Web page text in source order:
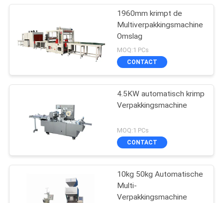
1960mm krimpt de
Multiverpakkingsmachine
Omslag
MOQ:1 PCs
CONTACT
4.5KW automatisch krimp
Verpakkingsmachine
MOQ:1 PCs
CONTACT
10kg 50kg Automatische
Multi-
Verpakkingsmachine